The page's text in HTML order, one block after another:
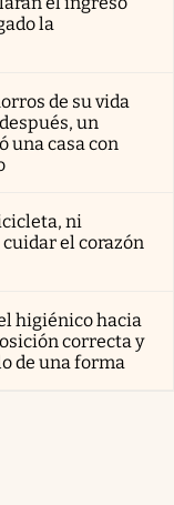
la
de su vida
un
una casa con
ni
el corazón
higiénico hacia
correcta y
de una forma